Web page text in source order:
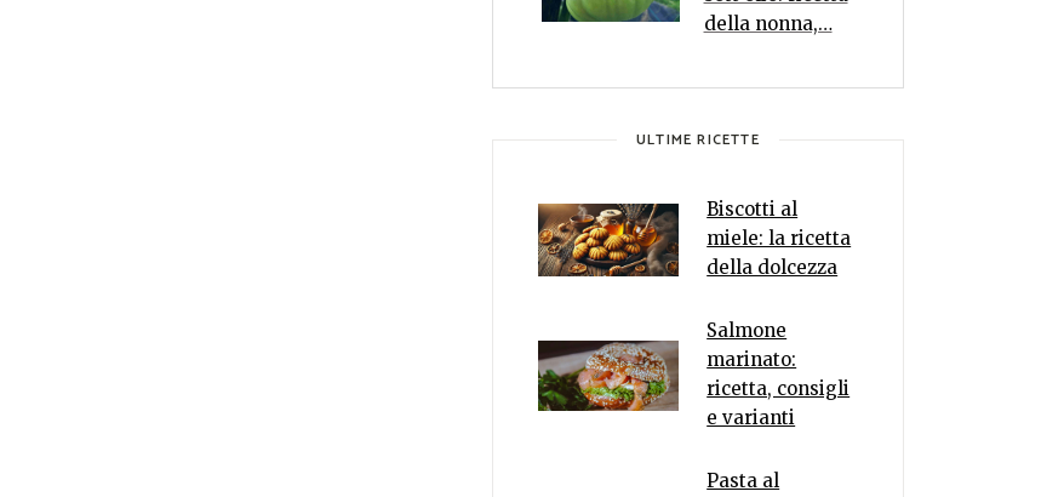
della nonna,…
ULTIME RICETTE
Biscotti al
miele: la ricetta
della dolcezza
Salmone
marinato:
ricetta, consigli
e varianti
Pasta al